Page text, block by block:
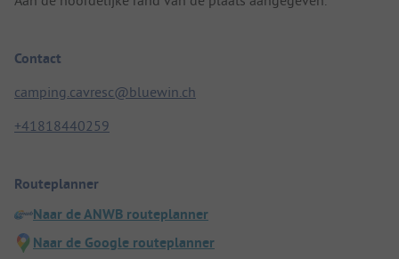
Contact
camping.cavresc@bluewin.ch
+41818440259
Routeplanner
Naar de ANWB routeplanner
Naar de Google routeplanner